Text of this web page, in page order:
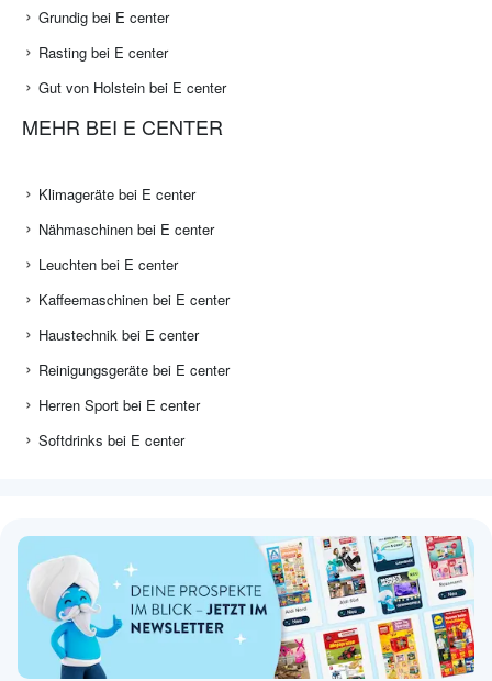
Grundig bei E center
Rasting bei E center
Gut von Holstein bei E center
MEHR BEI E CENTER
Klimageräte bei E center
Nähmaschinen bei E center
Leuchten bei E center
Kaffeemaschinen bei E center
Haustechnik bei E center
Reinigungsgeräte bei E center
Herren Sport bei E center
Softdrinks bei E center